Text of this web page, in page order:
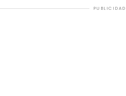
PUBLICIDAD